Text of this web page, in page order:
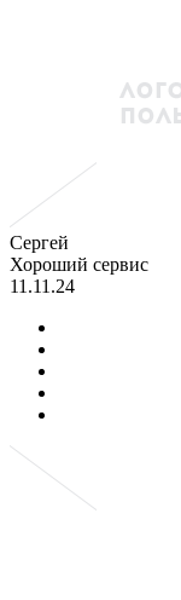
Сергей
Хороший сервис
11.11.24